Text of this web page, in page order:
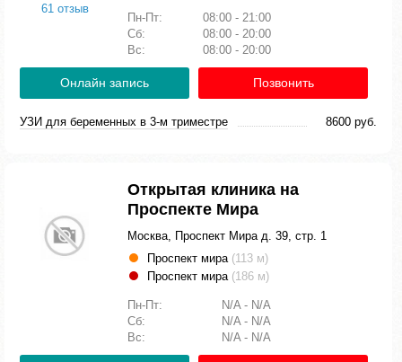
61 отзыв
Пн-Пт:
08:00 - 21:00
Сб:
08:00 - 20:00
Вс:
08:00 - 20:00
Онлайн запись Позвонить
УЗИ для беременных в 3-м триместре 8600 руб.
Открытая клиника на
Проспекте Мира
Москва, Проспект Мира д. 39, стр. 1
Проспект мира (113 м)
Проспект мира (186 м)
Пн-Пт:
N/A - N/A
Сб:
N/A - N/A
Вс:
N/A - N/A